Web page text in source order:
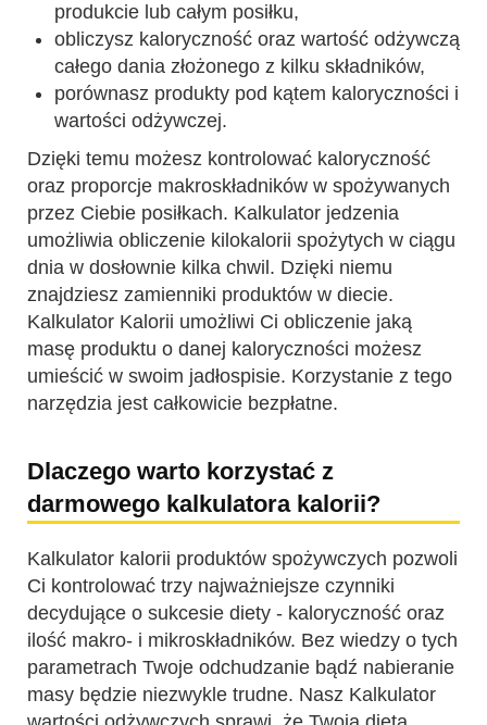
produkcie lub całym posiłku,
obliczysz kaloryczność oraz wartość odżywczą
całego dania złożonego z kilku składników,
porównasz produkty pod kątem kaloryczności i
wartości odżywczej.
Dzięki temu możesz kontrolować kaloryczność
oraz proporcje makroskładników w spożywanych
przez Ciebie posiłkach. Kalkulator jedzenia
umożliwia obliczenie kilokalorii spożytych w ciągu
dnia w dosłownie kilka chwil. Dzięki niemu
znajdziesz zamienniki produktów w diecie.
Kalkulator Kalorii umożliwi Ci obliczenie jaką
masę produktu o danej kaloryczności możesz
umieścić w swoim jadłospisie. Korzystanie z tego
narzędzia jest całkowicie bezpłatne.
Dlaczego warto korzystać z
darmowego kalkulatora kalorii?
Kalkulator kalorii produktów spożywczych pozwoli
Ci kontrolować trzy najważniejsze czynniki
decydujące o sukcesie diety - kaloryczność oraz
ilość makro- i mikroskładników. Bez wiedzy o tych
parametrach Twoje odchudzanie bądź nabieranie
masy będzie niezwykle trudne. Nasz Kalkulator